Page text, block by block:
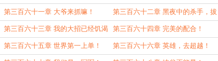
票求订阅）
第三百六十一章 大爷来抓嘛！ 第三百六十二章 黑夜中的杀手，拔
刀斩！（求月票求订阅）
第三百六十三章 我的大招已经饥渴
难耐了！（二合一求月票求订阅）
第三百六十四章 完美的配合！
第三百六十五章 世界第一上单！ 第三百六十六章 英雄，去超越！